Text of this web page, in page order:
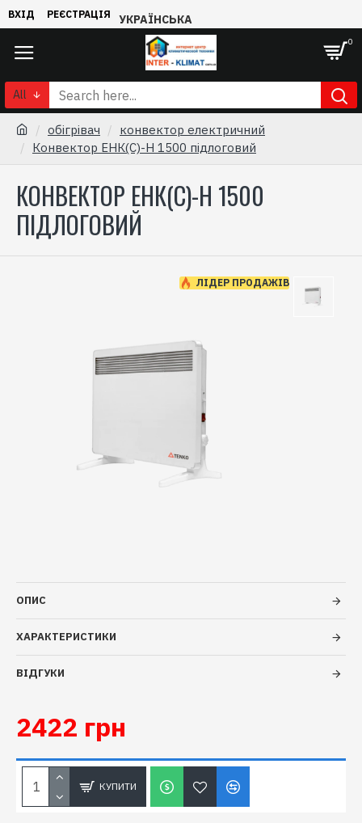
ВХІД РЕЄСТРАЦІЯ УКРАЇНСЬКА
0
All
обігрівач
конвектор електричний
Конвектор ЕНК(С)-Н 1500 підлоговий
КОНВЕКТОР ЕНК(С)-Н 1500
ПІДЛОГОВИЙ
ЛІДЕР ПРОДАЖІВ
ОПИС
ХАРАКТЕРИСТИКИ
ВІДГУКИ
2422 грн
КУПИТИ